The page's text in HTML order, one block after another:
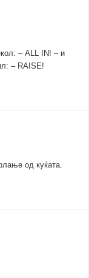
– ALL IN! – и
– RAISE!
од куќата.